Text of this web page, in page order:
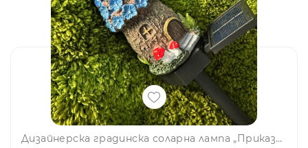
Дизайнерска градинска соларна лампа „Приказна къщичка“ с LED диод, топла светлина и батерия с дълъг живот